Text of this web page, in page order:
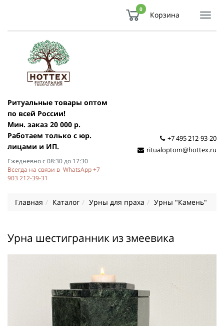
0
Корзина
Ритуальные товары оптом
по всей России!
Мин. заказ 20 000 р.
Работаем только с юр.
лицами и ИП.
Ежедневно с 08:30 до 17:30
Всегда на связи в WhatsApp +7
903 212-39-31
+7 495 212-93-20
ritualoptom@hottex.ru
Главная Каталог Урны для праха Урны "Камень"
Урна шестигранник из змеевика